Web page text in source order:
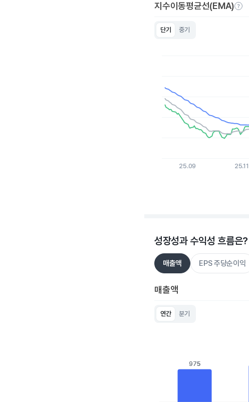
지수이동평균선(EMA)
단기 중기
The chart has 1 X axis
The chart has 1 Y axis
25.09 25.11
성장성과 수익성 흐름은?
매출액 EPS 주당순이익
매출액
연간 분기
The chart has 1 Y axis
975
975